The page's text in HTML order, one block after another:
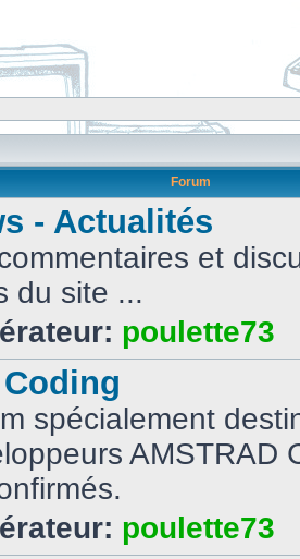
Forum
- Actualités
et
du site ...
poulette73
spécialement
AMSTRAD
poulette73